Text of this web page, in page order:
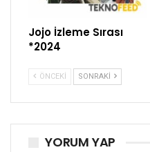
Jojo İzleme Sırası
*2024
ÖNCEKI SONRAKI
YORUM YAP